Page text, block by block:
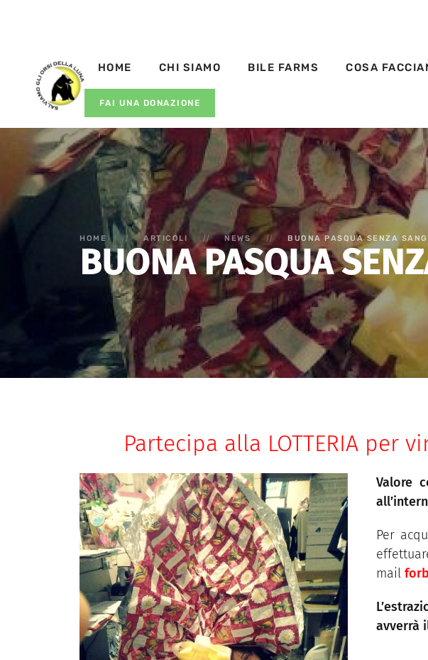
HOME CHI SIAMO BILE FARMS COSA
FAI UNA DONAZIONE
HOME ARTICOLI NEWS BUONA PASQUA SENZA
BUONA PASQUA
Partecipa alla LOTTERIA per
Valore
Per
mail
avverrà